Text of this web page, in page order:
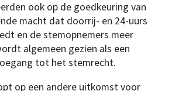
ook op de goedkeuring van
macht dat doorrij- en 24-uurs
en de stemopnemers meer
algemeen gezien als een
tot het stemrecht.
op een andere uitkomst voor